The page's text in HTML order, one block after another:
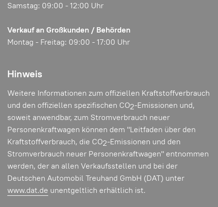
Samstag: 09:00 - 12:00 Uhr
Verkauf an Großkunden / Behörden
Montag - Freitag: 09:00 - 17:00 Uhr
Hinweis
Weitere Informationen zum offiziellen Kraftstoffverbrauch
und den offiziellen spezifischen CO2-Emissionen und,
soweit anwendbar, zum Stromverbrauch neuer
Personenkraftwagen können dem "Leitfaden über den
Kraftstoffverbrauch, die CO2-Emissionen und den
Stromverbrauch neuer Personenkraftwagen" entnommen
werden, der an allen Verkaufsstellen und bei der
Deutschen Automobil Treuhand GmbH (DAT) unter
www.dat.de unentgeltlich erhältlich ist.